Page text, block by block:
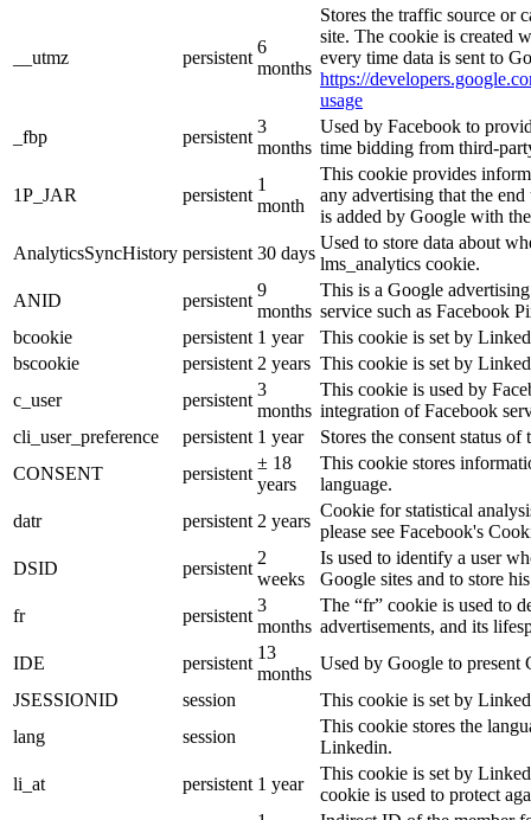
__utmz persistent
6
months
Stores the traffic source or
site. The cookie is created
every time data is sent to
https://
usage
_fbp
persistent
3
months
Used by Facebook to
time bidding from third-
1P_JAR persistent
1
month
This cookie provides
any advertising that the
is added by Google with
AnalyticsSyncHistory persistent 30 days
Used to store data about
lms_analytics cookie.
ANID
persistent
9
months
This is a Google
service such as Facebook
bcookie
persistent 1 year
This cookie is set by
bscookie
persistent 2 years This cookie is set by
c_user
persistent
3
months
This cookie is used by
integration of Facebook
cli_user_preference
persistent 1 year
Stores the consent status of
CONSENT
persistent
± 18
years
This cookie stores
language.
datr
persistent 2 years
Cookie for statistical
please see Facebook's
DSID
persistent
2
weeks
Is used to identify a user
Google sites and to store
fr
persistent
3
months
The “fr” cookie is used to
advertisements, and its
IDE
persistent
13
months
Used by Google to present
JSESSIONID
session
This cookie is set by
lang
session
This cookie stores the
Linkedin.
li_at
persistent 1 year
This cookie is set by
cookie is used to protect